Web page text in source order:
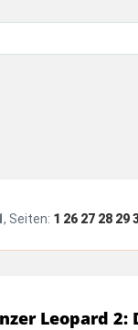
, Seiten: 1 26 27 28 29
Leopard